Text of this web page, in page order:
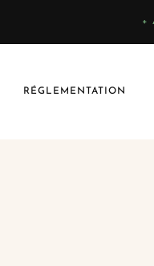
+
RÉGLEMENTATION